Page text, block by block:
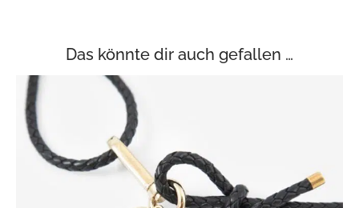
Das könnte dir auch gefallen …